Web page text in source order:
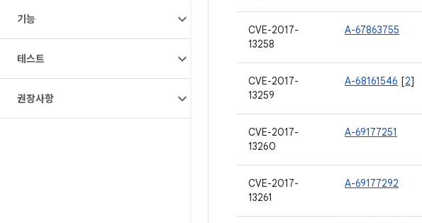
기능
테스트
권장사항
CVE-2017-
13258
A-67863755
CVE-2017-
13259
A-68161546 [2]
CVE-2017-
13260
A-69177251
CVE-2017-
13261
A-69177292